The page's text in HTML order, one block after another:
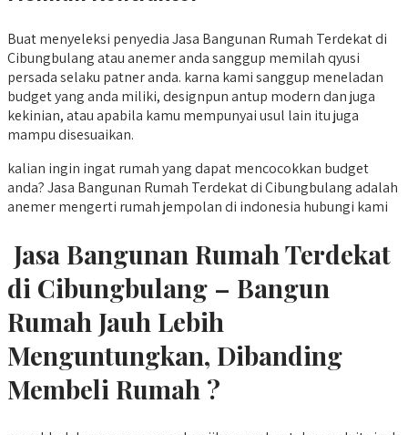
Buat menyeleksi penyedia Jasa Bangunan Rumah Terdekat di
Cibungbulang atau anemer anda sanggup memilah qyusi
persada selaku patner anda. karna kami sanggup meneladan
budget yang anda miliki, designpun antup modern dan juga
kekinian, atau apabila kamu mempunyai usul lain itu juga
mampu disesuaikan.
kalian ingin ingat rumah yang dapat mencocokkan budget
anda? Jasa Bangunan Rumah Terdekat di Cibungbulang adalah
anemer mengerti rumah jempolan di indonesia hubungi kami
Jasa Bangunan Rumah Terdekat
di Cibungbulang – Bangun
Rumah Jauh Lebih
Menguntungkan, Dibanding
Membeli Rumah ?